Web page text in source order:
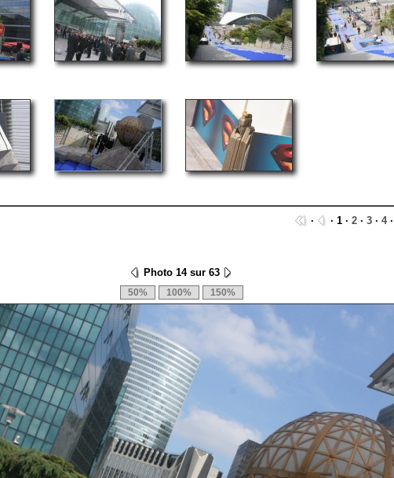
· · 1 · 2 · 3 · 4·
Photo 14 sur 63